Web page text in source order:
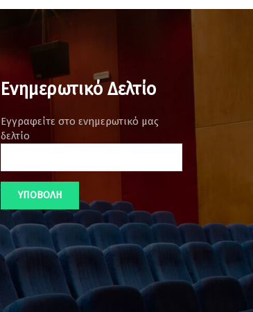
Ενημερωτικό Δελτίο
Εγγραφείτε στο ενημερωτικό μας
δελτίο